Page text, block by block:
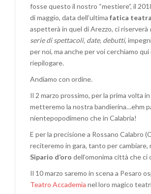
fosse questo il nostro “mestiere”, il
di maggio, data dell’ultima fatica
aspetterà in quel di Arezzo, ci riserverà
serie di spettacoli, date, debutti,
per noi, ma anche per voi cerchiamo
riepilogare.
Andiamo con ordine.
Il 2 marzo prossimo, per la prima volta
metteremo la nostra bandierina…ehm
nientepopodimeno che in Calabria!
E per la precisione a Rossano Calabro
reciteremo in gara, tanto per cambiare,
Sipario d’oro dell’omonima città che ci
Il 10 marzo saremo in scena a Pesaro
Teatro Accademia nel loro magico